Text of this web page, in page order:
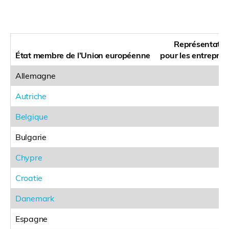
État membre de l’Union européenne
pour les
Allemagne
Autriche
Belgique
Bulgarie
Chypre
Croatie
Danemark
Espagne